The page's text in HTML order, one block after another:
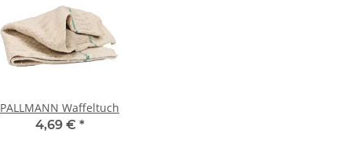
PALLMANN Waffeltuch
4,69 € *